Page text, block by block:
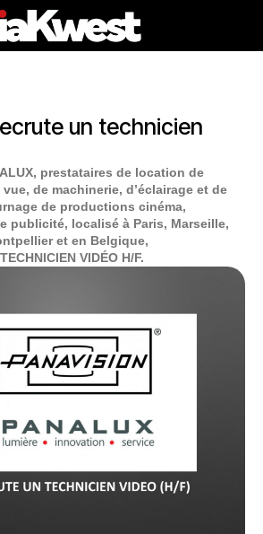
un technicien
prestataires de location de
de machinerie, d’éclairage et de
de productions cinéma,
publicité, localisé à Paris, Marseille,
et en Belgique,
VIDÉO H/F.